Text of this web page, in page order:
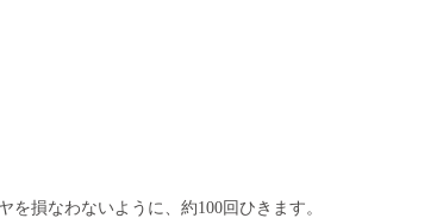
を損なわないように、約100回ひきます。